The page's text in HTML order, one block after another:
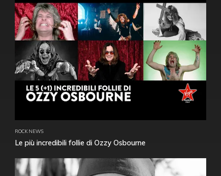
ROCK NEWS
Le più incredibili follie di Ozzy Osbourne